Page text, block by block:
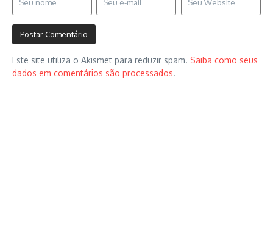
Este site utiliza o Akismet para reduzir spam. Saiba como seus
dados em comentários são processados.